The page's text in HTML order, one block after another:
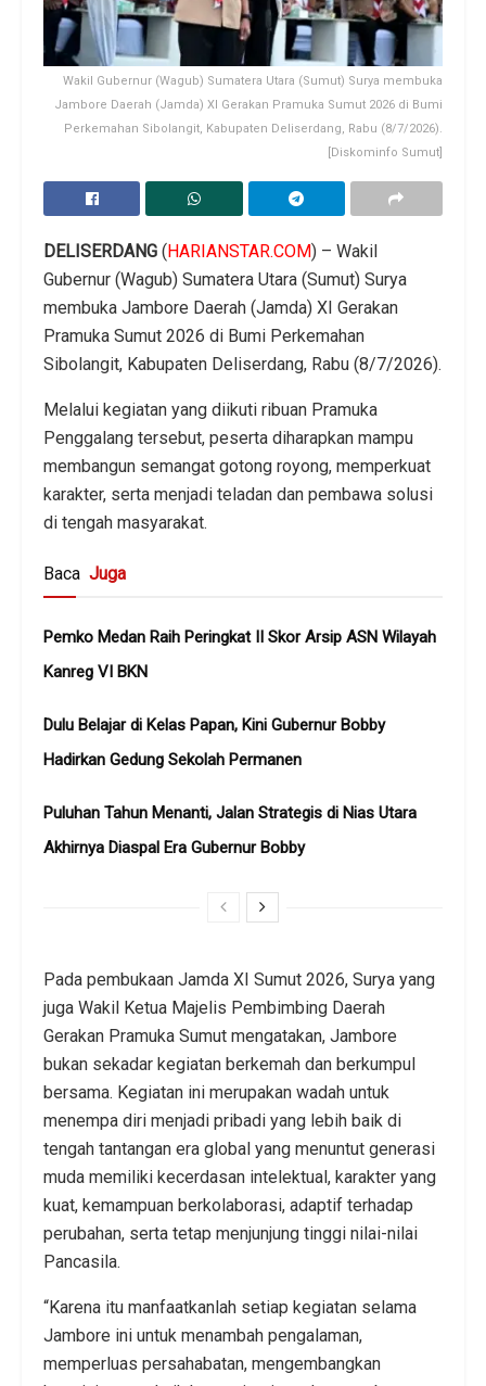
Wakil Gubernur (Wagub) Sumatera Utara (Sumut) Surya membuka
Jambore Daerah (Jamda) XI Gerakan Pramuka Sumut 2026 di Bumi
Perkemahan Sibolangit, Kabupaten Deliserdang, Rabu (8/7/2026).
[Diskominfo Sumut]
DELISERDANG (HARIANSTAR.COM) – Wakil
Gubernur (Wagub) Sumatera Utara (Sumut) Surya
membuka Jambore Daerah (Jamda) XI Gerakan
Pramuka Sumut 2026 di Bumi Perkemahan
Sibolangit, Kabupaten Deliserdang, Rabu (8/7/2026).
Melalui kegiatan yang diikuti ribuan Pramuka
Penggalang tersebut, peserta diharapkan mampu
membangun semangat gotong royong, memperkuat
karakter, serta menjadi teladan dan pembawa solusi
di tengah masyarakat.
Baca Juga
Pemko Medan Raih Peringkat II Skor Arsip ASN Wilayah
Kanreg VI BKN
Dulu Belajar di Kelas Papan, Kini Gubernur Bobby
Hadirkan Gedung Sekolah Permanen
Puluhan Tahun Menanti, Jalan Strategis di Nias Utara
Akhirnya Diaspal Era Gubernur Bobby
Pada pembukaan Jamda XI Sumut 2026, Surya yang
juga Wakil Ketua Majelis Pembimbing Daerah
Gerakan Pramuka Sumut mengatakan, Jambore
bukan sekadar kegiatan berkemah dan berkumpul
bersama. Kegiatan ini merupakan wadah untuk
menempa diri menjadi pribadi yang lebih baik di
tengah tantangan era global yang menuntut generasi
muda memiliki kecerdasan intelektual, karakter yang
kuat, kemampuan berkolaborasi, adaptif terhadap
perubahan, serta tetap menjunjung tinggi nilai-nilai
Pancasila.
“Karena itu manfaatkanlah setiap kegiatan selama
Jambore ini untuk menambah pengalaman,
memperluas persahabatan, mengembangkan